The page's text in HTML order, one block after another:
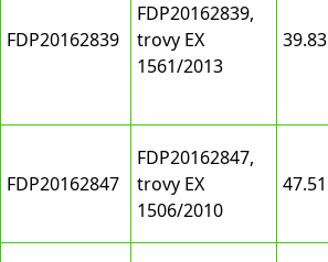
FDP20162839
FDP20162839,
trovy EX
1561/2013
39.83
FDP20162847
FDP20162847,
trovy EX
1506/2010
47.51